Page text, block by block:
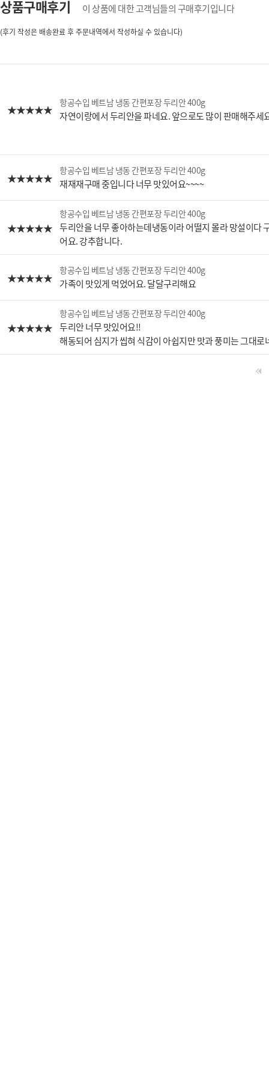
상품구매후기 이 상품에 대한 고객님들의 구매후기입니다
(후기 작성은 배송완료 후 주문내역에서 작성하실 수 있습니다)
항공수입 베트남 냉동 간편포장 두리안 400g
자연이랑에서 두리안을 파네요. 앞으로도 많이 판매해주세
항공수입 베트남 냉동 간편포장 두리안 400g
재재재구매 중입니다 너무 맛있어요~~~~
항공수입 베트남 냉동 간편포장 두리안 400g
두리안을 너무 좋아하는데냉동이라 어떨지 몰라 망설이다
어요. 강추합니다.
항공수입 베트남 냉동 간편포장 두리안 400g
가족이 맛있게 먹었어요. 달달구리해요
항공수입 베트남 냉동 간편포장 두리안 400g
두리안 너무 맛있어요!!
해동되어 심지가 씹혀 식감이 아쉽지만 맛과 풍미는 그대로